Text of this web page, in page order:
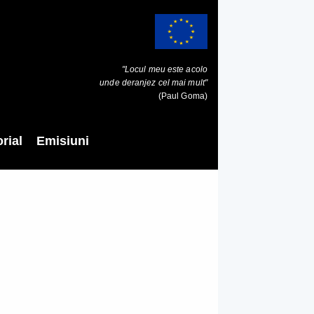
"Locul meu este acolo
unde deranjez cel mai mult"
(Paul Goma)
Emisiuni